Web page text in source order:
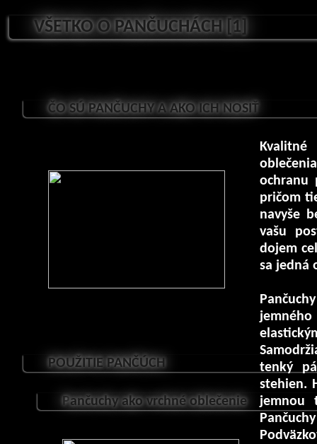
VŠETKO O PANČUCHÁCH [1]
ČO SÚ PANČUCHY A AKO ICH NOSIŤ
ochranu
pričom
navyše
vašu
dojem
sa jedná
jemného
tenký
stehien.
jemnou
POUŽITIE PANČÚCH
Pančuchy ako vrchné oblečenie